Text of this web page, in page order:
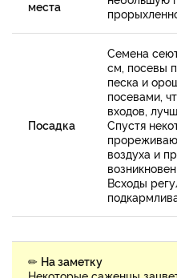
места
Посадка
Семена
см, посевы
песка и
посевами,
входов,
Спустя
воздуха и
Всходы
✏ На заметку